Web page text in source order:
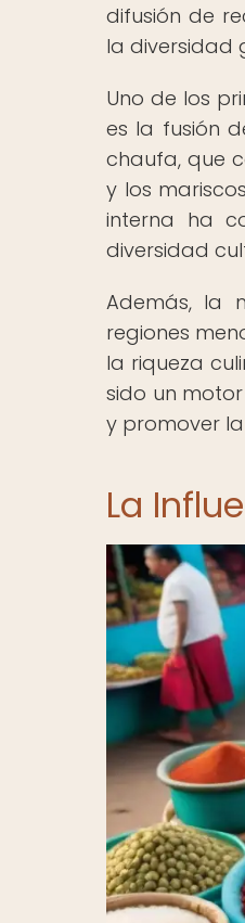
difusión de
la diversidad
Uno de los
es la fusión
chaufa, que
y los
interna ha
diversidad
Además, la
regiones
la riqueza
sido un
y promover
La